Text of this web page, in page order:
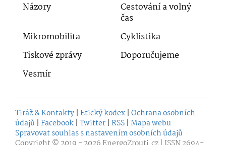
Názory
Cestování a volný
čas
Mikromobilita
Cyklistika
Tiskové zprávy
Doporučujeme
Vesmír
Tiráž & Kontakty | Etický kodex | Ochrana osobních
údajů | Facebook | Twitter | RSS | Mapa webu
Spravovat souhlas s nastavením osobních údajů